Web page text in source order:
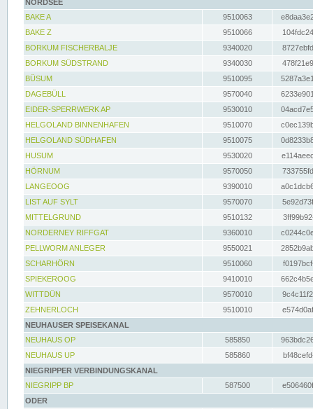
NORDSEE
BAKE A
9510063
BAKE Z
9510066
BORKUM FISCHERBALJE
9340020
BORKUM SÜDSTRAND
9340030
BÜSUM
9510095
DAGEBÜLL
9570040
EIDER-SPERRWERK AP
9530010
HELGOLAND BINNENHAFEN
9510070
HELGOLAND SÜDHAFEN
9510075
HUSUM
9530020
HÖRNUM
9570050
LANGEOOG
9390010
LIST AUF SYLT
9570070
MITTELGRUND
9510132
NORDERNEY RIFFGAT
9360010
PELLWORM ANLEGER
9550021
SCHARHÖRN
9510060
SPIEKEROOG
9410010
WITTDÜN
9570010
ZEHNERLOCH
9510010
NEUHAUSER SPEISEKANAL
NEUHAUS OP
585850
NEUHAUS UP
585860
NIEGRIPPER VERBINDUNGSKANAL
NIEGRIPP BP
587500
ODER